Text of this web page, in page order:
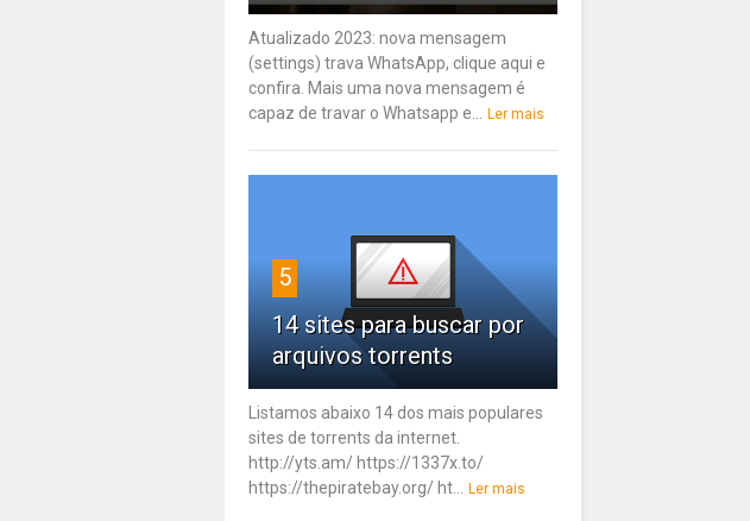
Atualizado 2023: nova mensagem
(settings) trava WhatsApp, clique aqui e
confira. Mais uma nova mensagem é
capaz de travar o Whatsapp e...
Ler mais
5
14 sites para buscar por
arquivos torrents
Listamos abaixo 14 dos mais populares
sites de torrents da internet.
http://yts.am/ https://1337x.to/
https://thepiratebay.org/ ht...
Ler mais